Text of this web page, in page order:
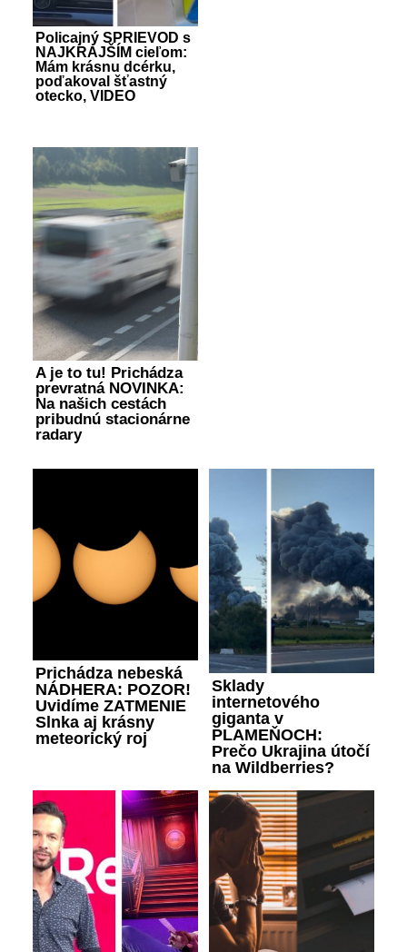
Policajný SPRIEVOD s
NAJKRAJŠÍM cieľom:
Mám krásnu dcérku,
poďakoval šťastný
otecko, VIDEO
A je to tu! Prichádza
prevratná NOVINKA:
Na našich cestách
pribudnú stacionárne
radary
Prichádza nebeská
NÁDHERA: POZOR!
Uvidíme ZATMENIE
Slnka aj krásny
meteorický roj
Sklady
internetového
giganta v
PLAMEŇOCH:
Prečo Ukrajina útočí
na Wildberries?